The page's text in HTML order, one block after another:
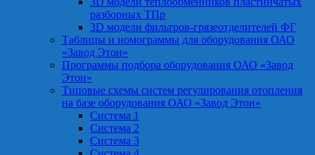
разборных ТПр
3D модели фильтров-грязеотделителей ФГ
Таблицы и номограммы для оборудования ОАО
«Завод Этон»
Программы подбора оборудования ОАО «Завод
Этон»
Типовые схемы систем регулирования отопления
на базе оборудования ОАО «Завод Этон»
Система 1
Система 2
Система 3